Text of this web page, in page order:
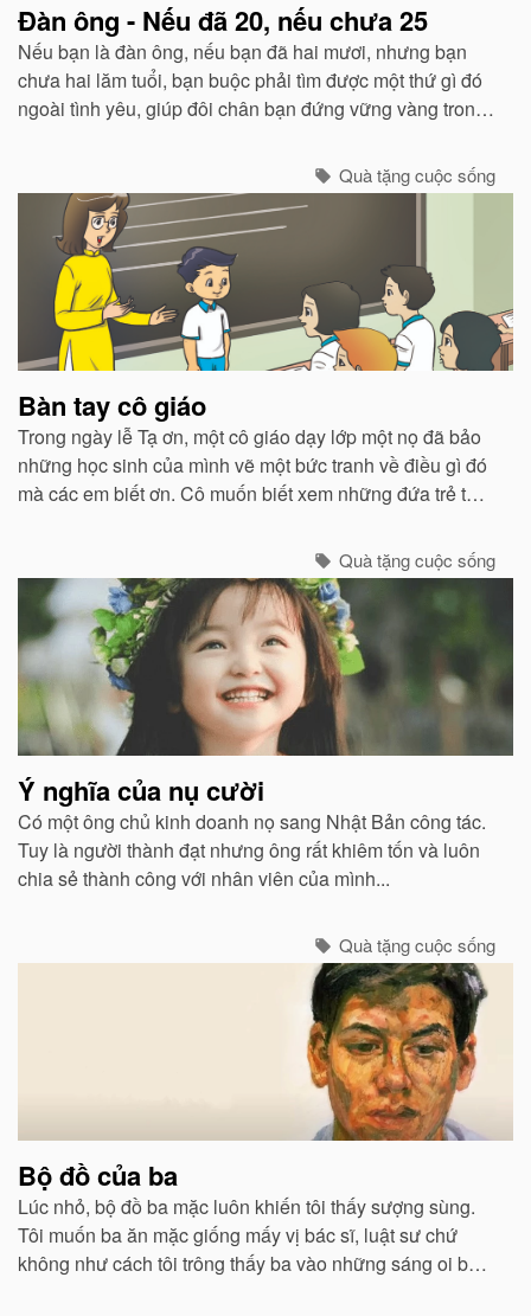
Đàn ông - Nếu đã 20, nếu chưa 25
Nếu bạn là đàn ông, nếu bạn đã hai mươi, nhưng bạn
chưa hai lăm tuổi, bạn buộc phải tìm được một thứ gì đó
ngoài tình yêu, giúp đôi chân bạn đứng vững vàng trong
Quà tặng cuộc sống
Bàn tay cô giáo
Trong ngày lễ Tạ ơn, một cô giáo dạy lớp một nọ đã bảo
những học sinh của mình vẽ một bức tranh về điều gì đó
mà các em biết ơn. Cô muốn biết xem những đứa trẻ từ
Quà tặng cuộc sống
Ý nghĩa của nụ cười
Có một ông chủ kinh doanh nọ sang Nhật Bản công tác.
Tuy là người thành đạt nhưng ông rất khiêm tốn và luôn
chia sẻ thành công với nhân viên của mình...
Quà tặng cuộc sống
Bộ đồ của ba
Lúc nhỏ, bộ đồ ba mặc luôn khiến tôi thấy sượng sùng.
Tôi muốn ba ăn mặc giống mấy vị bác sĩ, luật sư chứ
không như cách tôi trông thấy ba vào những sáng oi bức